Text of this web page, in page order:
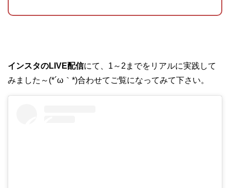
インスタのLIVE配信にて、1～2までをリアルに実践して
みました～(*´ω｀*)合わせてご覧になってみて下さい。